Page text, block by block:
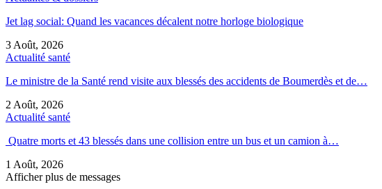
Jet lag social: Quand les vacances décalent notre horloge biologique
3 Août, 2026
Actualité santé
Le ministre de la Santé rend visite aux blessés des accidents de Boumerdès et de…
2 Août, 2026
Actualité santé
Quatre morts et 43 blessés dans une collision entre un bus et un camion à…
1 Août, 2026
Afficher plus de messages